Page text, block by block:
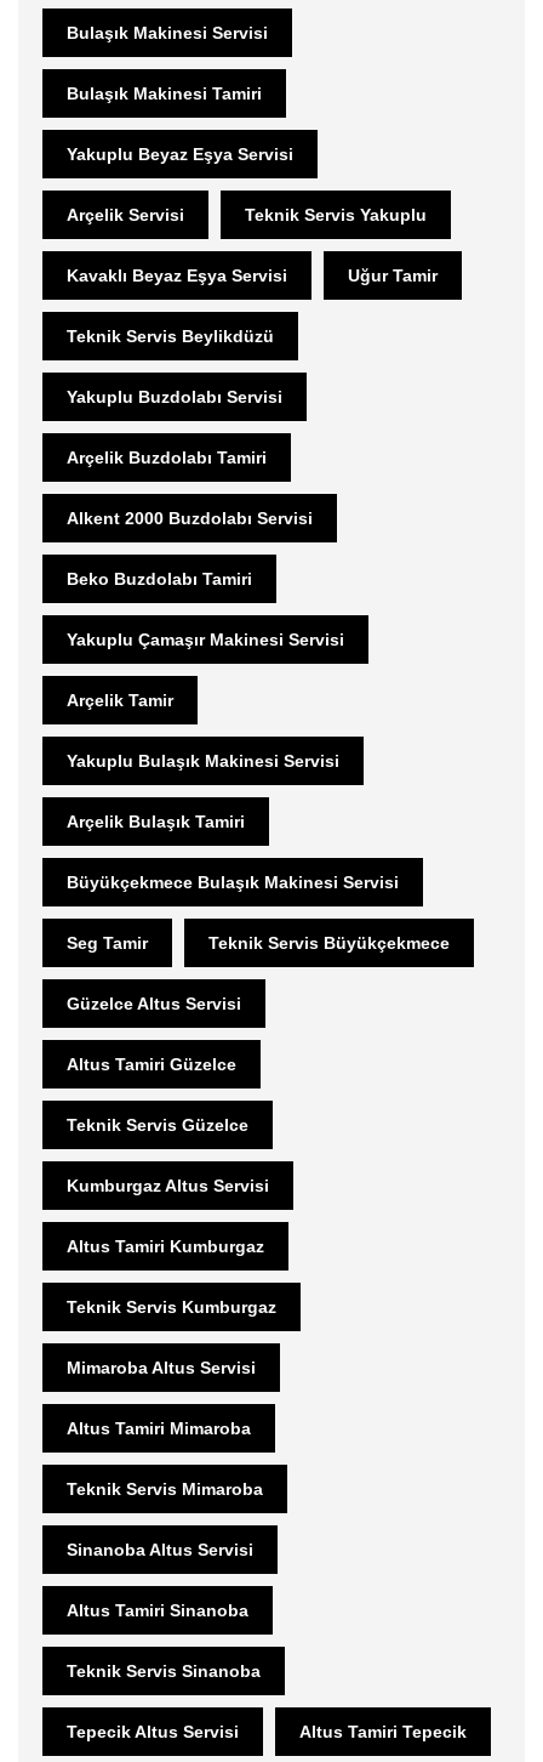
Bulaşık Makinesi Servisi
Bulaşık Makinesi Tamiri
Yakuplu Beyaz Eşya Servisi
Arçelik Servisi Teknik Servis Yakuplu
Kavaklı Beyaz Eşya Servisi Uğur Tamir
Teknik Servis Beylikdüzü
Yakuplu Buzdolabı Servisi
Arçelik Buzdolabı Tamiri
Alkent 2000 Buzdolabı Servisi
Beko Buzdolabı Tamiri
Yakuplu Çamaşır Makinesi Servisi
Arçelik Tamir
Yakuplu Bulaşık Makinesi Servisi
Arçelik Bulaşık Tamiri
Büyükçekmece Bulaşık Makinesi Servisi
Seg Tamir Teknik Servis Büyükçekmece
Güzelce Altus Servisi
Altus Tamiri Güzelce
Teknik Servis Güzelce
Kumburgaz Altus Servisi
Altus Tamiri Kumburgaz
Teknik Servis Kumburgaz
Mimaroba Altus Servisi
Altus Tamiri Mimaroba
Teknik Servis Mimaroba
Sinanoba Altus Servisi
Altus Tamiri Sinanoba
Teknik Servis Sinanoba
Tepecik Altus Servisi Altus Tamiri Tepecik